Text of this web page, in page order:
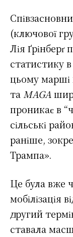
(ключової
Лія
статистику в
цьому
таMAGA
проникає в
сільські
раніше,
Трампа».
Це була вже
мобілізація
другий
ставала